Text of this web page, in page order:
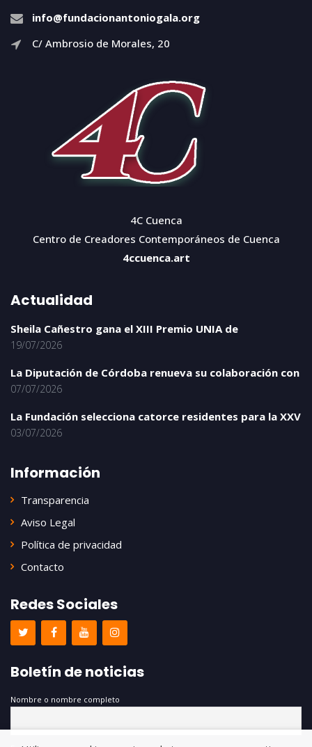
info@fundacionantoniogala.org
C/ Ambrosio de Morales, 20
4C Cuenca
Centro de Creadores Contemporáneos de Cuenca
4ccuenca.art
Actualidad
Sheila Cañestro gana el XIII Premio UNIA de
19/07/2026
La Diputación de Córdoba renueva su colaboración con
07/07/2026
La Fundación selecciona catorce residentes para la XXV
03/07/2026
Información
Transparencia
Aviso Legal
Política de privacidad
Contacto
Redes Sociales
Boletín de noticias
Nombre o nombre completo